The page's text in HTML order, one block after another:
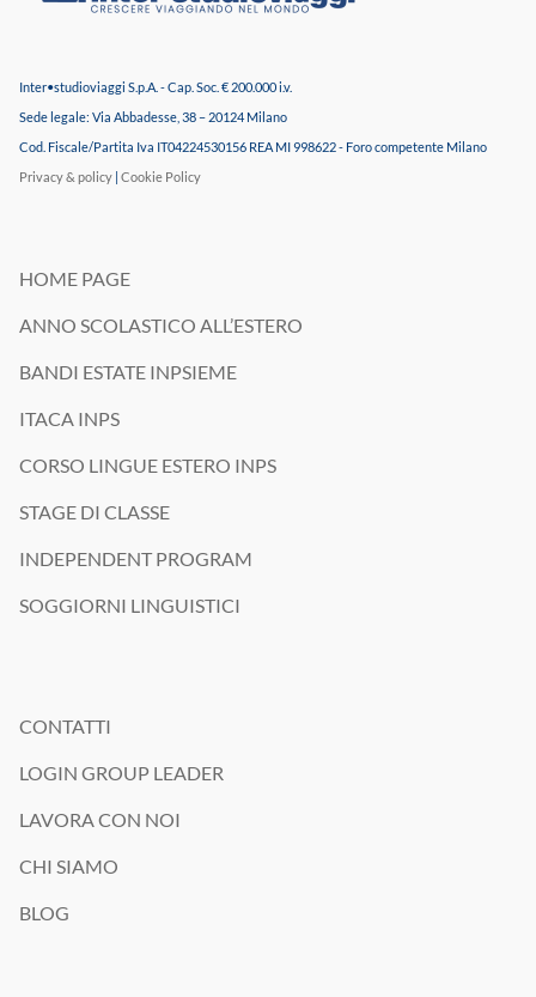
Inter•studioviaggi S.p.A. - Cap. Soc. € 200.000 i.v.
Sede legale: Via Abbadesse, 38 – 20124 Milano
Cod. Fiscale/Partita Iva IT04224530156 REA MI 998622 - Foro competente Milano
Privacy & policy Cookie Policy
HOME PAGE
ANNO SCOLASTICO ALL’ESTERO
BANDI ESTATE INPSIEME
ITACA INPS
CORSO LINGUE ESTERO INPS
STAGE DI CLASSE
INDEPENDENT PROGRAM
SOGGIORNI LINGUISTICI
CONTATTI
LOGIN GROUP LEADER
LAVORA CON NOI
CHI SIAMO
BLOG